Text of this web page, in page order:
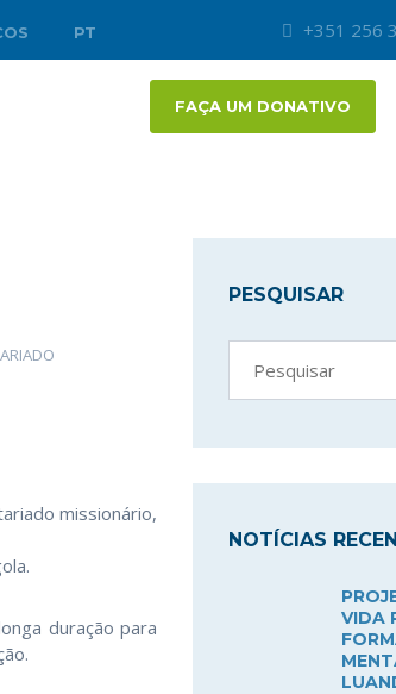
PT +351 256
FAÇA UM DONATIVO
missionário,
duração para
PESQUISAR
NOTÍCIAS
VIDA